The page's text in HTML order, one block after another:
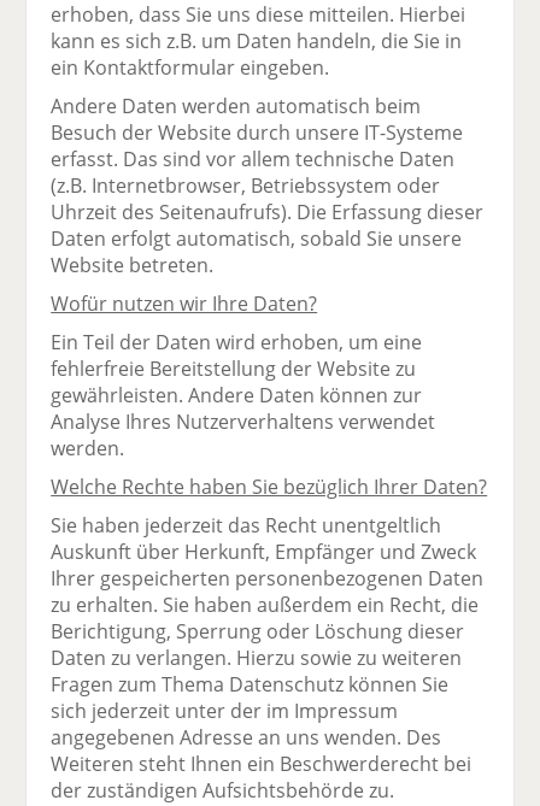
erhoben, dass Sie uns diese mitteilen. Hierbei
kann es sich z.B. um Daten handeln, die Sie in
ein Kontaktformular eingeben.
Andere Daten werden automatisch beim
Besuch der Website durch unsere IT-Systeme
erfasst. Das sind vor allem technische Daten
(z.B. Internetbrowser, Betriebssystem oder
Uhrzeit des Seitenaufrufs). Die Erfassung dieser
Daten erfolgt automatisch, sobald Sie unsere
Website betreten.
Wofür nutzen wir Ihre Daten?
Ein Teil der Daten wird erhoben, um eine
fehlerfreie Bereitstellung der Website zu
gewährleisten. Andere Daten können zur
Analyse Ihres Nutzerverhaltens verwendet
werden.
Welche Rechte haben Sie bezüglich Ihrer Daten?
Sie haben jederzeit das Recht unentgeltlich
Auskunft über Herkunft, Empfänger und Zweck
Ihrer gespeicherten personenbezogenen Daten
zu erhalten. Sie haben außerdem ein Recht, die
Berichtigung, Sperrung oder Löschung dieser
Daten zu verlangen. Hierzu sowie zu weiteren
Fragen zum Thema Datenschutz können Sie
sich jederzeit unter der im Impressum
angegebenen Adresse an uns wenden. Des
Weiteren steht Ihnen ein Beschwerderecht bei
der zuständigen Aufsichtsbehörde zu.